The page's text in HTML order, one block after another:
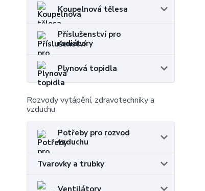
Koupelnová tělesa
Příslušenství pro
radiátory
Plynová topidla
Rozvody vytápění, zdravotechniky a
vzduchu
Potřeby pro rozvod
vzduchu
Tvarovky a trubky